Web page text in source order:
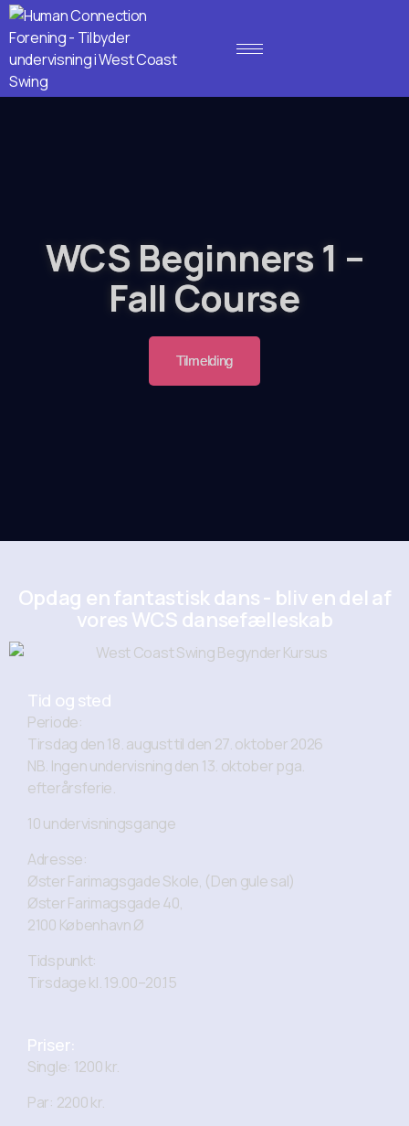
WCS Beginners 1 –
Fall Course
Tilmelding
Opdag en fantastisk dans - bliv en del af
vores WCS dansefælleskab
Tid og sted
Periode:
Tirsdag den 18. august til den 27. oktober 2026
NB. Ingen undervisning den 13. oktober pga.
efterårsferie.
10 undervisningsgange
Adresse:
Øster Farimagsgade Skole, (Den gule sal)
Øster Farimagsgade 40,
2100 København Ø
Tidspunkt:
Tirsdage kl. 19.00–20.15
Priser:
Single: 1200 kr.
Par: 2200 kr.